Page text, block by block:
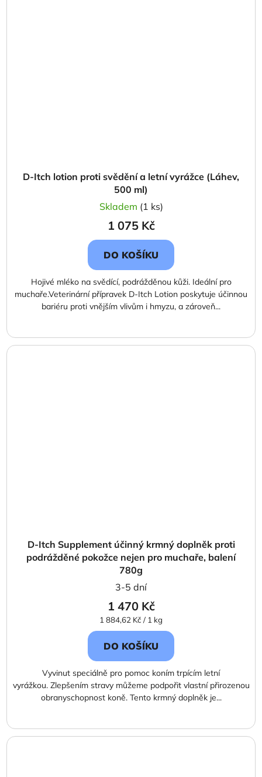
D-Itch lotion proti svědění a letní vyrážce (Láhev,
500 ml)
Skladem (1 ks)
1 075 Kč
DO KOŠÍKU
Hojivé mléko na svědící, podrážděnou kůži. Ideální pro
muchaře.Veterinární přípravek D-Itch Lotion poskytuje účinnou
bariéru proti vnějším vlivům i hmyzu, a zároveň...
D-Itch Supplement účinný krmný doplněk proti
podrážděné pokožce nejen pro muchaře, balení
780g
3-5 dní
1 470 Kč
Měrná
cena:
1 884,62 Kč / 1 kg
DO KOŠÍKU
Vyvinut speciálně pro pomoc koním trpícím letní
vyrážkou. Zlepšením stravy můžeme podpořit vlastní přirozenou
obranyschopnost koně. Tento krmný doplněk je...